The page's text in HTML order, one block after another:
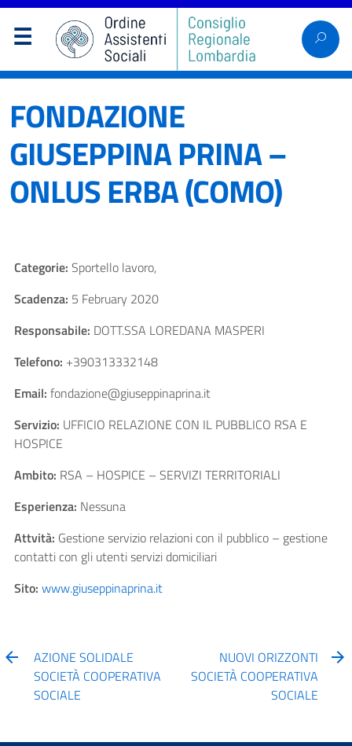
FONDAZIONE
GIUSEPPINA PRINA –
ONLUS ERBA (COMO)
Categorie: Sportello lavoro,
Scadenza: 5 February 2020
Responsabile: DOTT.SSA LOREDANA MASPERI
Telefono: +390313332148
Email: fondazione@giuseppinaprina.it
Servizio: UFFICIO RELAZIONE CON IL PUBBLICO RSA E
HOSPICE
Ambito: RSA – HOSPICE – SERVIZI TERRITORIALI
Esperienza: Nessuna
Attvità: Gestione servizio relazioni con il pubblico – gestione
contatti con gli utenti servizi domiciliari
Sito: www.giuseppinaprina.it
AZIONE SOLIDALE
SOCIETÀ COOPERATIVA
SOCIALE
NUOVI ORIZZONTI
SOCIETÀ COOPERATIVA
SOCIALE